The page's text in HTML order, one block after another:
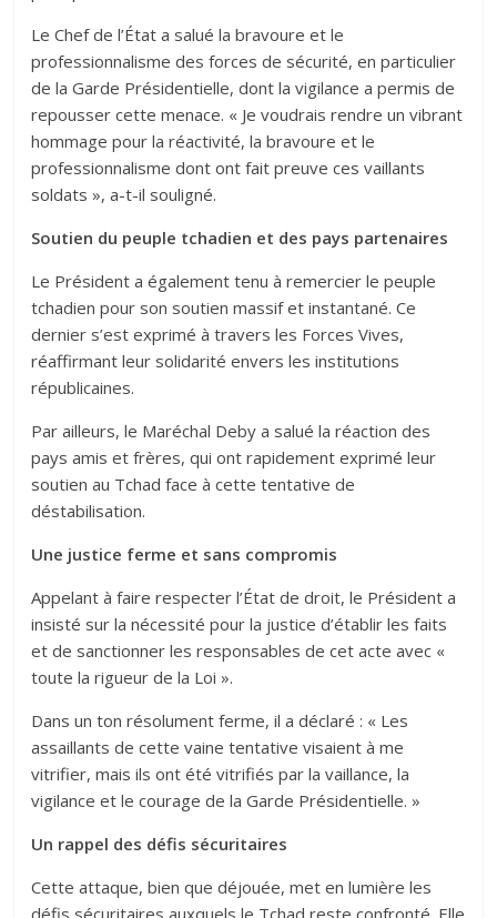
Le Chef de l’État a salué la bravoure et le
professionnalisme des forces de sécurité, en particulier
de la Garde Présidentielle, dont la vigilance a permis de
repousser cette menace. « Je voudrais rendre un vibrant
hommage pour la réactivité, la bravoure et le
professionnalisme dont ont fait preuve ces vaillants
soldats », a-t-il souligné.
Soutien du peuple tchadien et des pays partenaires
Le Président a également tenu à remercier le peuple
tchadien pour son soutien massif et instantané. Ce
dernier s’est exprimé à travers les Forces Vives,
réaffirmant leur solidarité envers les institutions
républicaines.
Par ailleurs, le Maréchal Deby a salué la réaction des
pays amis et frères, qui ont rapidement exprimé leur
soutien au Tchad face à cette tentative de
déstabilisation.
Une justice ferme et sans compromis
Appelant à faire respecter l’État de droit, le Président a
insisté sur la nécessité pour la justice d’établir les faits
et de sanctionner les responsables de cet acte avec «
toute la rigueur de la Loi ».
Dans un ton résolument ferme, il a déclaré : « Les
assaillants de cette vaine tentative visaient à me
vitrifier, mais ils ont été vitrifiés par la vaillance, la
vigilance et le courage de la Garde Présidentielle. »
Un rappel des défis sécuritaires
Cette attaque, bien que déjouée, met en lumière les